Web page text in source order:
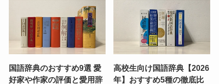
国語辞典のおすすめ9選 愛
好家や作家の評価と愛用辞
高校生向け国語辞典【2026
年】おすすめ5種の徹底比